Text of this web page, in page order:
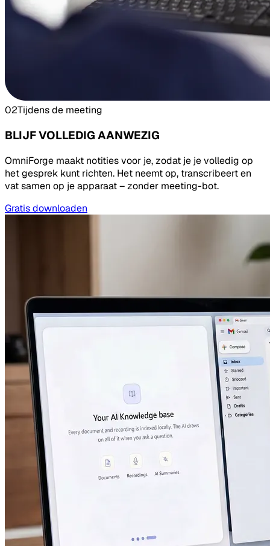
02Tijdens de meeting
BLIJF VOLLEDIG AANWEZIG
OmniForge maakt notities voor je, zodat je je volledig op
het gesprek kunt richten. Het neemt op, transcribeert en
vat samen op je apparaat – zonder meeting-bot.
Gratis downloaden